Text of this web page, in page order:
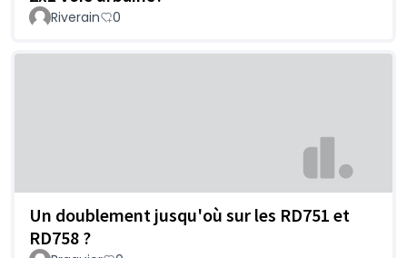
Riverain 0
Un doublement jusqu'où sur les RD751 et
RD758 ?